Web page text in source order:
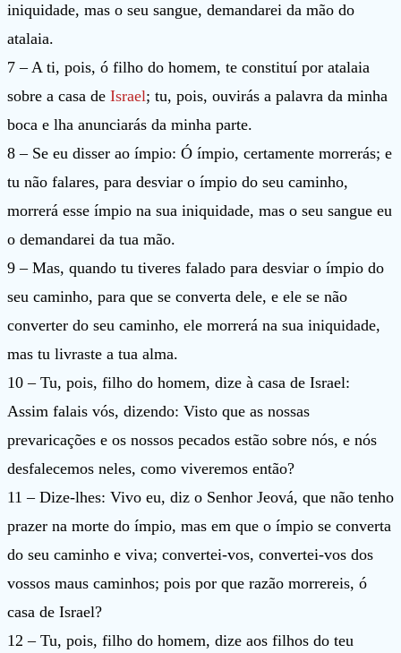
iniquidade, mas o seu sangue, demandarei da mão do
atalaia.
7 – A ti, pois, ó filho do homem, te constituí por atalaia
sobre a casa de Israel; tu, pois, ouvirás a palavra da minha
boca e lha anunciarás da minha parte.
8 – Se eu disser ao ímpio: Ó ímpio, certamente morrerás; e
tu não falares, para desviar o ímpio do seu caminho,
morrerá esse ímpio na sua iniquidade, mas o seu sangue eu
o demandarei da tua mão.
9 – Mas, quando tu tiveres falado para desviar o ímpio do
seu caminho, para que se converta dele, e ele se não
converter do seu caminho, ele morrerá na sua iniquidade,
mas tu livraste a tua alma.
10 – Tu, pois, filho do homem, dize à casa de Israel:
Assim falais vós, dizendo: Visto que as nossas
prevaricações e os nossos pecados estão sobre nós, e nós
desfalecemos neles, como viveremos então?
11 – Dize-lhes: Vivo eu, diz o Senhor Jeová, que não tenho
prazer na morte do ímpio, mas em que o ímpio se converta
do seu caminho e viva; convertei-vos, convertei-vos dos
vossos maus caminhos; pois por que razão morrereis, ó
casa de Israel?
12 – Tu, pois, filho do homem, dize aos filhos do teu